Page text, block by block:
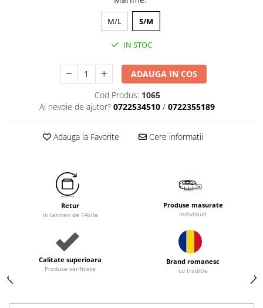
M/L S/M
IN STOC
ADAUGA IN COS
Cod Produs: 1065
Ai nevoie de ajutor? 0722534510 / 0722355189
Adauga la Favorite Cere informatii
Retur
in termen de 14zile
Produse masurate
individual
Calitate superioara
Produse verificate
Brand romanesc
cu traditie